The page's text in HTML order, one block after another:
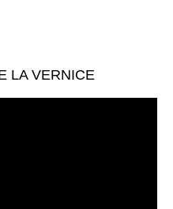
LA VERNICE